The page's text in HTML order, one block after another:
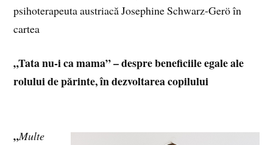
psihoterapeuta austriacă Josephine Schwarz-Gerö în
cartea
„Tata nu-i ca mama” – despre beneficiile egale ale
rolului de părinte, în dezvoltarea copilului
„Multe